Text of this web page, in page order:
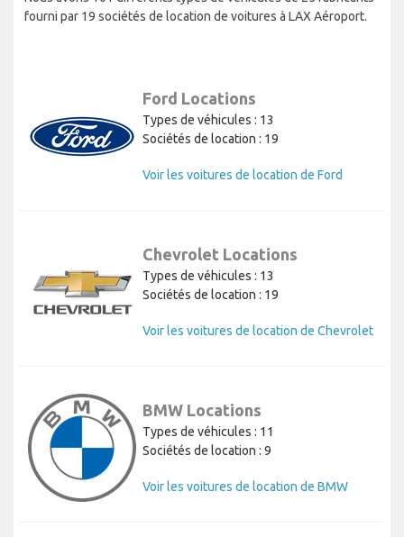
fourni par 19 sociétés de location de voitures à LAX Aéroport.
Ford Locations
Types de véhicules : 13
Sociétés de location : 19
Voir les voitures de location de Ford
Chevrolet Locations
Types de véhicules : 13
Sociétés de location : 19
Voir les voitures de location de Chevrolet
BMW Locations
Types de véhicules : 11
Sociétés de location : 9
Voir les voitures de location de BMW